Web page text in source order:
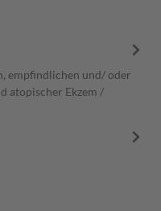
empfindlichen und/ oder
atopischer Ekzem /